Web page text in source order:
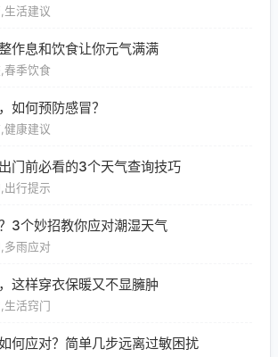
生活建议
作息和饮食让你元气满满
春季饮食
如何预防感冒？
健康建议
门前必看的3个天气查询技巧
出行提示
3个妙招教你应对潮湿天气
多雨应对
这样穿衣保暖又不显臃肿
生活窍门
何应对？简单几步远离过敏困扰